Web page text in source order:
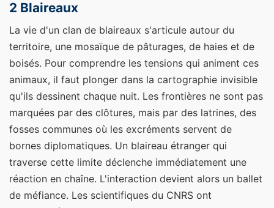
2 Blaireaux
La vie d'un clan de blaireaux s'articule autour du
territoire, une mosaïque de pâturages, de haies et de
boisés. Pour comprendre les tensions qui animent ces
animaux, il faut plonger dans la cartographie invisible
qu'ils dessinent chaque nuit. Les frontières ne sont pas
marquées par des clôtures, mais par des latrines, des
fosses communes où les excréments servent de
bornes diplomatiques. Un blaireau étranger qui
traverse cette limite déclenche immédiatement une
réaction en chaîne. L'interaction devient alors un ballet
de méfiance. Les scientifiques du CNRS ont